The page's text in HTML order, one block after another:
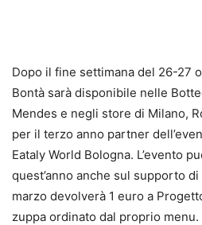
Dopo il fine settimana del 26-27
Bontà sarà disponibile nelle
Mendes e negli store di Milano,
per il terzo anno partner
Eataly World Bologna. L’evento
quest’anno anche sul supporto
marzo devolverà 1 euro a
zuppa ordinato dal proprio menu.